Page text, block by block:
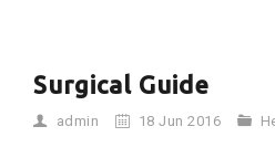
Surgical Guide
admin 18 Jun 2016